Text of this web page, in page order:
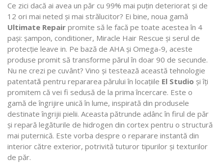
Ce zici dacă ai avea un păr cu 99% mai puțin deteriorat și de
12 ori mai neted și mai strălucitor? Ei bine, noua gamă
Ultimate Repair promite să le facă pe toate acestea în 4
pași: șampon, conditioner, Miracle Hair Rescue și serul de
protecție leave in. Pe bază de AHA și Omega-9, aceste
produse promit să transforme părul în doar 90 de secunde.
Nu ne crezi pe cuvânt? Vino și testează această tehnologie
patentată pentru repararea părului în locațiile El Studio și îți
promitem că vei fi sedusă de la prima încercare. Este o
gamă de îngrijire unică în lume, inspirată din produsele
destinate îngrijii pielii. Aceasta pătrunde adânc în firul de păr
și repară legăturile de hidrogen din cortex pentru o structură
mai puternică. Este vorba despre o reparare instantă din
interior către exterior, potrivită tuturor tipurilor și texturilor
de păr.